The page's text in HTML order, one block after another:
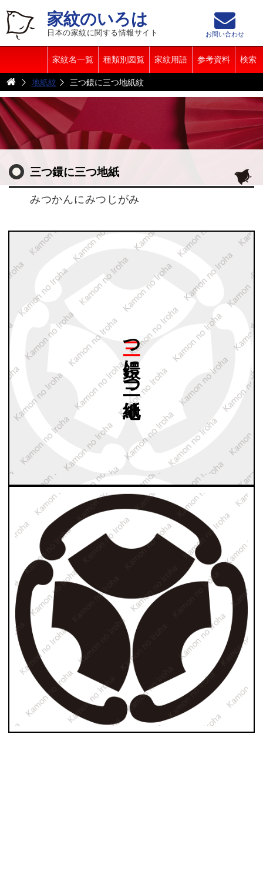
家紋のいろは
日本の家紋に関する情報サイト
家紋名一覧 種類別図覧 家紋用語 参考資料 検索
お問い合わせ
地紙紋 三つ鐶に三つ地紙紋
三つ鐶に三つ地紙
みつかんにみつじがみ
地紙